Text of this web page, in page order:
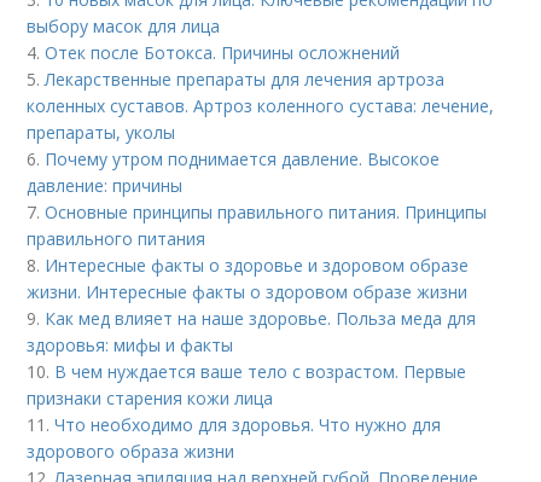
выбору масок для лица
4.Отек после Ботокса. Причины осложнений
5.Лекарственные препараты для лечения артроза
коленных суставов. Артроз коленного сустава: лечение,
препараты, уколы
6. Почему утром поднимается давление. Высокое
давление: причины
7.Основные принципы правильного питания. Принципы
правильного питания
8. Интересные факты о здоровье и здоровом образе
жизни. Интересные факты о здоровом образе жизни
9. Как мед влияет на наше здоровье. Польза меда для
здоровья: мифы и факты
10. В чем нуждается ваше тело с возрастом. Первые
признаки старения кожи лица
11.Что необходимо для здоровья. Что нужно для
здорового образа жизни